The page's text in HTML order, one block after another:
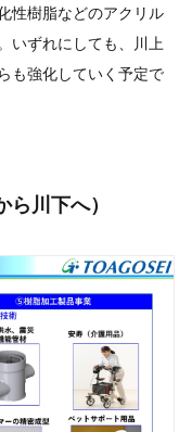
性樹脂などのアクリル
いずれにしても、川上
も強化していく予定で
川下へ）